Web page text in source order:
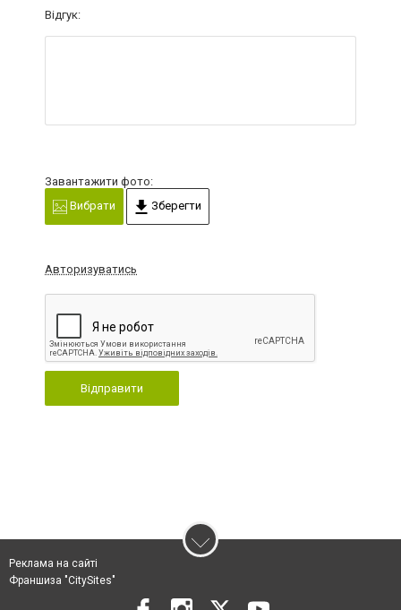
Відгук:
Завантажити фото:
Вибрати
Зберегти
Авторизуватись
Відправити
Реклама на сайті
Франшиза "CitySites"